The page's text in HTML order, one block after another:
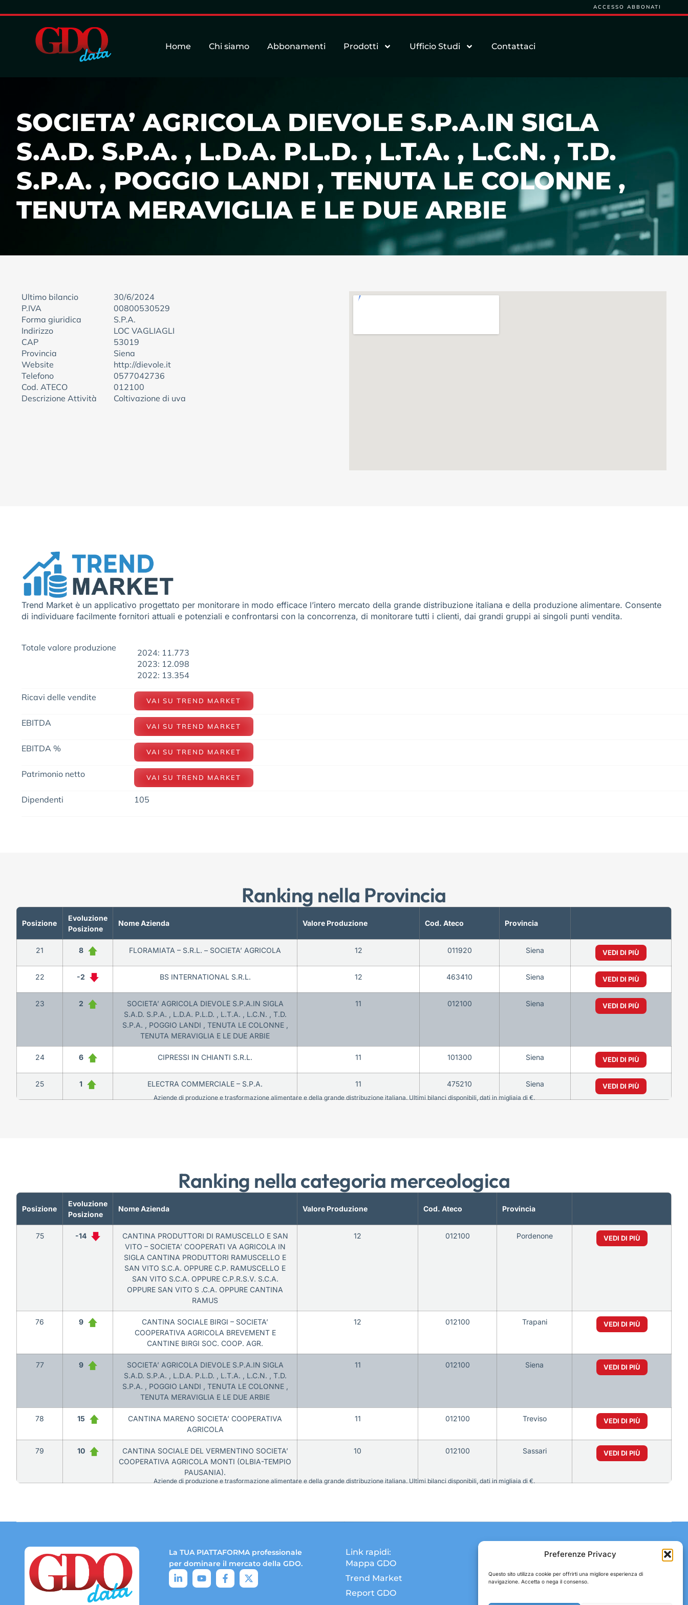
Preferenze Privacy
Questo sito utilizza cookie per offrirti una migliore esperienza di
navigazione. Accetta o nega il consenso.
ACCESSO ABBONATI
Home Chi siamo Abbonamenti Prodotti Ufficio Studi Contattaci
SOCIETA’ AGRICOLA DIEVOLE S.P.A.IN SIGLA
S.A.D. S.P.A. , L.D.A. P.L.D. , L.T.A. , L.C.N. , T.D.
S.P.A. , POGGIO LANDI , TENUTA LE COLONNE ,
TENUTA MERAVIGLIA E LE DUE ARBIE
Ultimo bilancio
30/6/2024
P.IVA
00800530529
Forma giuridica
S.P.A.
Indirizzo
LOC VAGLIAGLI
CAP
53019
Provincia
Siena
Website
http://dievole.it
Telefono
0577042736
Cod. ATECO
012100
Descrizione Attività
Coltivazione di uva
Trend Market è un applicativo progettato per monitorare in modo efficace l’intero mercato della grande distribuzione italiana e della produzione alimentare. Consente
di individuare facilmente fornitori attuali e potenziali e confrontarsi con la concorrenza, di monitorare tutti i clienti, dai grandi gruppi ai singoli punti vendita.
Totale valore produzione
2024: 11.773
2023: 12.098
2022: 13.354
Ricavi delle vendite VAI SU TREND MARKET
EBITDA VAI SU TREND MARKET
EBITDA % VAI SU TREND MARKET
Patrimonio netto VAI SU TREND MARKET
Dipendenti 105
Ranking nella Provincia
Posizione
Evoluzione
Posizione
Nome Azienda Valore Produzione Cod. Ateco Provincia
21 8 FLORAMIATA – S.R.L. – SOCIETA’ AGRICOLA 12 011920 Siena VEDI DI PIÙ
22 -2 BS INTERNATIONAL S.R.L. 12 463410 Siena VEDI DI PIÙ
23 2
SOCIETA’ AGRICOLA DIEVOLE S.P.A.IN SIGLA
S.A.D. S.P.A. , L.D.A. P.L.D. , L.T.A. , L.C.N. , T.D.
S.P.A. , POGGIO LANDI , TENUTA LE COLONNE ,
TENUTA MERAVIGLIA E LE DUE ARBIE
11 012100 Siena VEDI DI PIÙ
24 6 CIPRESSI IN CHIANTI S.R.L. 11 101300 Siena VEDI DI PIÙ
25 1 ELECTRA COMMERCIALE – S.P.A. 11 475210 Siena VEDI DI PIÙ
Aziende di produzione e trasformazione alimentare e della grande distribuzione italiana. Ultimi bilanci disponibili, dati in migliaia di €.
Ranking nella categoria merceologica
Posizione
Evoluzione
Posizione
Nome Azienda Valore Produzione Cod. Ateco Provincia
75 -14
CANTINA PRODUTTORI DI RAMUSCELLO E SAN
VITO – SOCIETA’ COOPERATI VA AGRICOLA IN
SIGLA CANTINA PRODUTTORI RAMUSCELLO E
SAN VITO S.C.A. OPPURE C.P. RAMUSCELLO E
SAN VITO S.C.A. OPPURE C.P.R.S.V. S.C.A.
OPPURE SAN VITO S .C.A. OPPURE CANTINA
RAMUS
12 012100 Pordenone VEDI DI PIÙ
76 9
CANTINA SOCIALE BIRGI – SOCIETA’
COOPERATIVA AGRICOLA BREVEMENT E
CANTINE BIRGI SOC. COOP. AGR.
12 012100 Trapani VEDI DI PIÙ
77 9
SOCIETA’ AGRICOLA DIEVOLE S.P.A.IN SIGLA
S.A.D. S.P.A. , L.D.A. P.L.D. , L.T.A. , L.C.N. , T.D.
S.P.A. , POGGIO LANDI , TENUTA LE COLONNE ,
TENUTA MERAVIGLIA E LE DUE ARBIE
11 012100 Siena VEDI DI PIÙ
78 15
CANTINA MARENO SOCIETA’ COOPERATIVA
AGRICOLA
11 012100 Treviso VEDI DI PIÙ
79 10
CANTINA SOCIALE DEL VERMENTINO SOCIETA’
COOPERATIVA AGRICOLA MONTI (OLBIA-TEMPIO
PAUSANIA).
10 012100 Sassari VEDI DI PIÙ
Aziende di produzione e trasformazione alimentare e della grande distribuzione italiana. Ultimi bilanci disponibili, dati in migliaia di €.
La TUA PIATTAFORMA professionale
per dominare il mercato della GDO.
Link rapidi:
Mappa GDO
Trend Market
Report GDO
E-mail:abbonamenti@gdodata.it